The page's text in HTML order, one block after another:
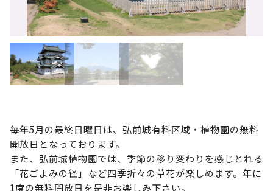
毎年5月の最終日曜日は、弘前城有料区域・植物園の無料
開放日となっております。
また、弘前城植物園では、季節の移り変わりを感じとれる
「花ごよみの径」など四季折々の草花が楽しめます。年に
1度の無料開放日を是非お楽しみ下さい。